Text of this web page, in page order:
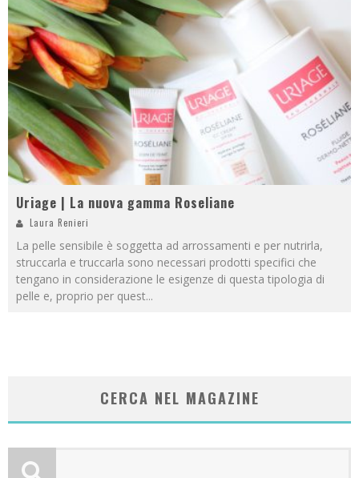
Uriage | La nuova gamma Roseliane
Laura Renieri
La pelle sensibile è soggetta ad arrossamenti e per nutrirla,
struccarla e truccarla sono necessari prodotti specifici che
tengano in considerazione le esigenze di questa tipologia di
pelle e, proprio per quest...
CERCA NEL MAGAZINE